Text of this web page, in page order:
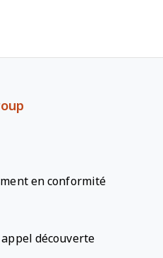
en conformité
découverte